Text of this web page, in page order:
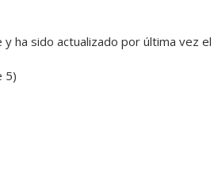
ha sido actualizado por última vez
5)